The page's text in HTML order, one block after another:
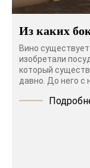
Из каких
Вино
изобретали
который
давно. До него с